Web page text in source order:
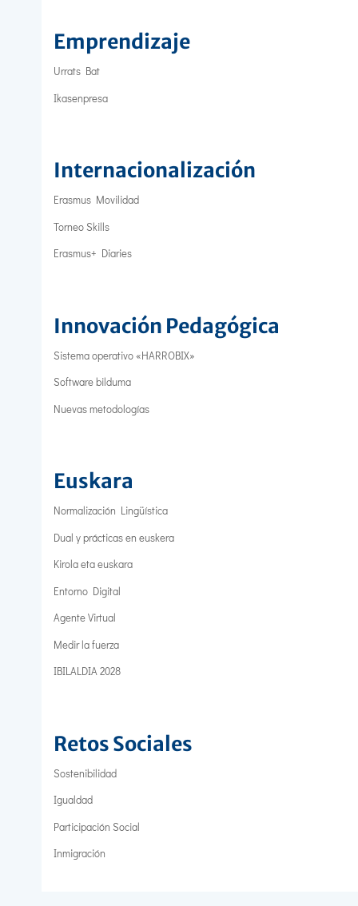
Emprendizaje
Urrats Bat
Ikasenpresa
Internacionalización
Erasmus Movilidad
Torneo Skills
Erasmus+ Diaries
Innovación Pedagógica
Sistema operativo «HARROBIX»
Software bilduma
Nuevas metodologías
Euskara
Normalización Lingüística
Dual y prácticas en euskera
Kirola eta euskara
Entorno Digital
Agente Virtual
Medir la fuerza
IBILALDIA 2028
Retos Sociales
Sostenibilidad
Igualdad
Participación Social
Inmigración